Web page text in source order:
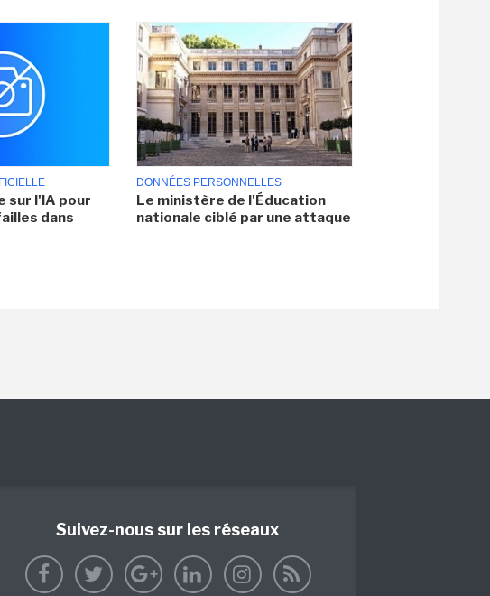
sur l'IA pour
dans
DONNÉES PERSONNELLES
Le ministère de l'Éducation
nationale ciblé par une attaque
Suivez-nous sur les réseaux